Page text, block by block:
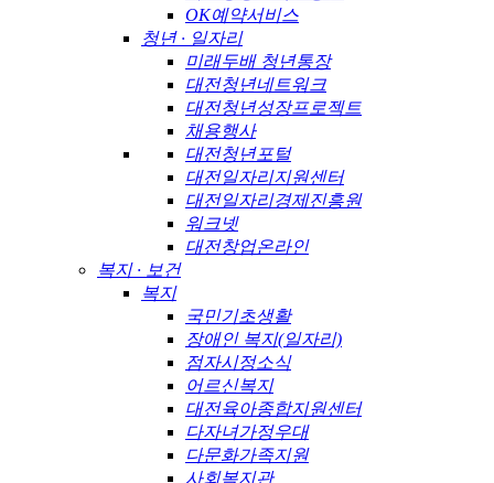
OK예약서비스
청년 · 일자리
미래두배 청년통장
대전청년네트워크
대전청년성장프로젝트
채용행사
대전청년포털
대전일자리지원센터
대전일자리경제진흥원
워크넷
대전창업온라인
복지 · 보건
복지
국민기초생활
장애인 복지(일자리)
점자시정소식
어르신복지
대전육아종합지원센터
다자녀가정우대
다문화가족지원
사회복지관